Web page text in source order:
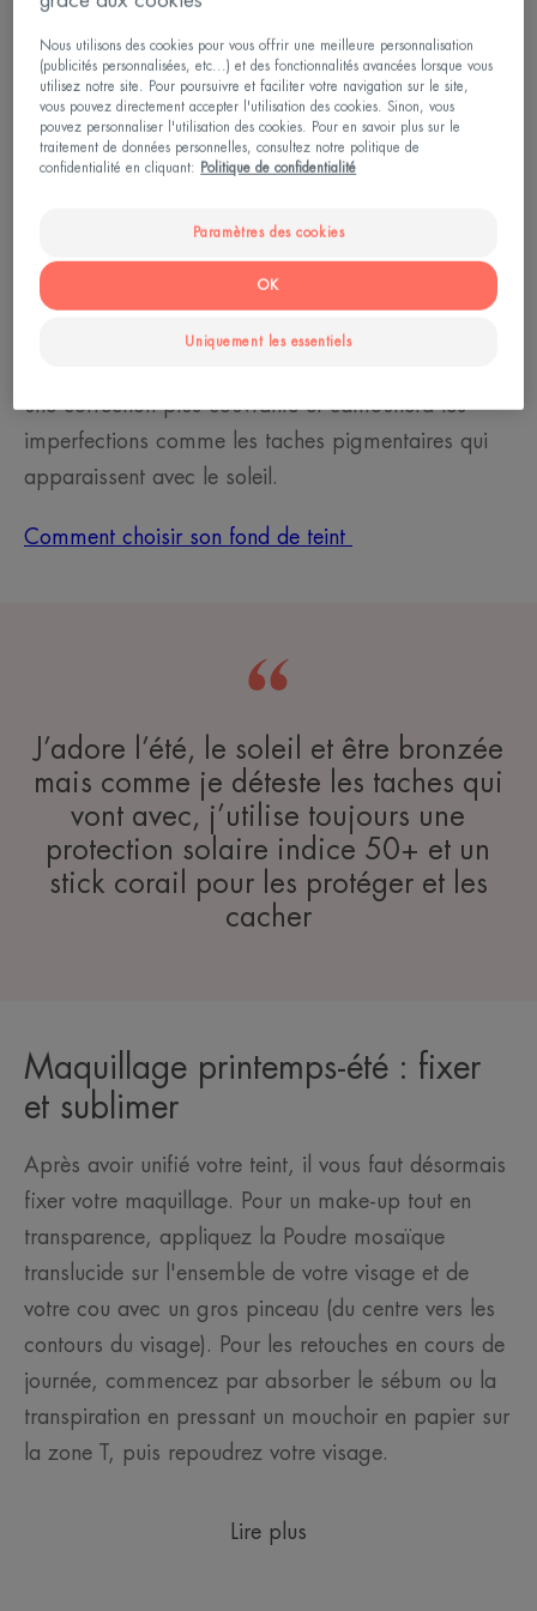
hydratante habituelle, pensez crème hydratante
légère dès que la température monte !
Vous pouvez même la remplacer par un sérum
avant d'appliquer votre protection solaire. Car si le
soleil fait du bien au moral, il peut aussi faire du
l'application du sérum ou de la crème hydratante,
unifiez votre teint avec un fond de teint doté d'un
indice de protection solaire pour une correction
légère et printanière. Une crème de teint compacte
une correction plus couvrante et camouflera les
imperfections comme les taches pigmentaires qui
apparaissent avec le soleil.
Comment choisir son fond de teint
J’adore l’été, le soleil et être bronzée
mais comme je déteste les taches qui
vont avec, j’utilise toujours une
protection solaire indice 50+ et un
stick corail pour les protéger et les
cacher
Maquillage printemps-été : fixer
et sublimer
Après avoir unifié votre teint, il vous faut désormais
fixer votre maquillage. Pour un make-up tout en
transparence, appliquez la Poudre mosaïque
translucide sur l'ensemble de votre visage et de
votre cou avec un gros pinceau (du centre vers les
contours du visage). Pour les retouches en cours de
journée, commencez par absorber le sébum ou la
transpiration en pressant un mouchoir en papier sur
la zone T, puis repoudrez votre visage.
Lire plus
Nous utilisons des cookies pour vous offrir une meilleure personnalisation
(publicités personnalisées, etc...) et des fonctionnalités avancées lorsque vous
utilisez notre site. Pour poursuivre et faciliter votre navigation sur le site,
vous pouvez directement accepter l'utilisation des cookies. Sinon, vous
pouvez personnaliser l'utilisation des cookies. Pour en savoir plus sur le
traitement de données personnelles, consultez notre politique de
confidentialité en cliquant:
Politique de confidentialité
Paramètres des cookies
Uniquement les essentiels
OK